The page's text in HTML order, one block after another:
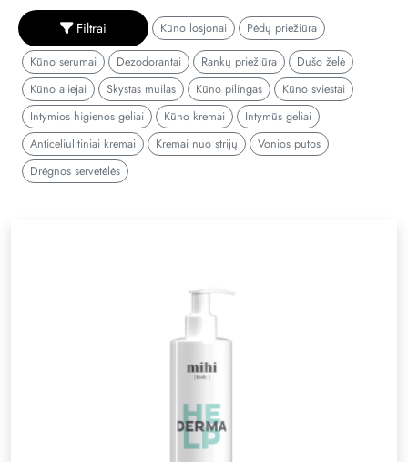
Filtrai Kūno losjonai Pėdų priežiūra
Kūno serumai Dezodorantai Rankų priežiūra
Dušo želė
Kūno aliejai
Skystas muilas Kūno pilingas
Kūno sviestai
Intymios higienos geliai
Kūno kremai
Intymūs geliai
Anticeliulitiniai kremai
Kremai nuo strijų
Vonios putos
Drėgnos servetėlės